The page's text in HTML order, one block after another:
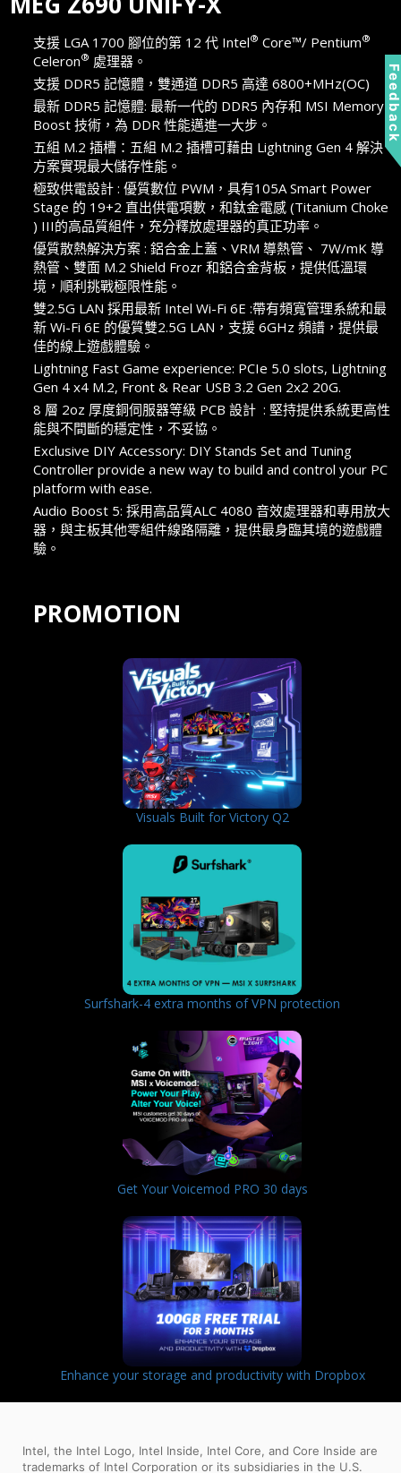
支援 LGA 1700 腳位的第 12 代 Intel® Core™/ Pentium®
Celeron® 處理器。
支援 DDR5 記憶體，雙通道 DDR5 高達 6800+MHz(OC)
最新 DDR5 記憶體: 最新一代的 DDR5 內存和 MSI Memory
Boost 技術，為 DDR 性能邁進一大步。
五組 M.2 插槽：五組 M.2 插槽可藉由 Lightning Gen 4 解決
方案實現最大儲存性能。
極致供電設計 : 優質數位 PWM，具有105A Smart Power
Stage 的 19+2 直出供電項數，和鈦金電感 (Titanium Choke
) III的高品質組件，充分釋放處理器的真正功率。
優質散熱解決方案 : 鋁合金上蓋、VRM 導熱管、 7W/mK 導
熱管、雙面 M.2 Shield Frozr 和鋁合金背板，提供低溫環
境，順利挑戰極限性能。
雙2.5G LAN 採用最新 Intel Wi-Fi 6E :帶有頻寬管理系統和最
新 Wi-Fi 6E 的優質雙2.5G LAN，支援 6GHz 頻譜，提供最
佳的線上遊戲體驗。
Lightning Fast Game experience: PCIe 5.0 slots, Lightning
Gen 4 x4 M.2, Front & Rear USB 3.2 Gen 2x2 20G.
8 層 2oz 厚度銅伺服器等級 PCB 設計 : 堅持提供系統更高性
能與不間斷的穩定性，不妥協。
Exclusive DIY Accessory: DIY Stands Set and Tuning
Controller provide a new way to build and control your PC
platform with ease.
Audio Boost 5: 採用高品質ALC 4080 音效處理器和專用放大
器，與主板其他零組件線路隔離，提供最身臨其境的遊戲體
驗。
PROMOTION
Visuals Built for Victory Q2
Surfshark-4 extra months of VPN protection
Get Your Voicemod PRO 30 days
Enhance your storage and productivity with Dropbox
Intel, the Intel Logo, Intel Inside, Intel Core, and Core Inside are
trademarks of Intel Corporation or its subsidiaries in the U.S.